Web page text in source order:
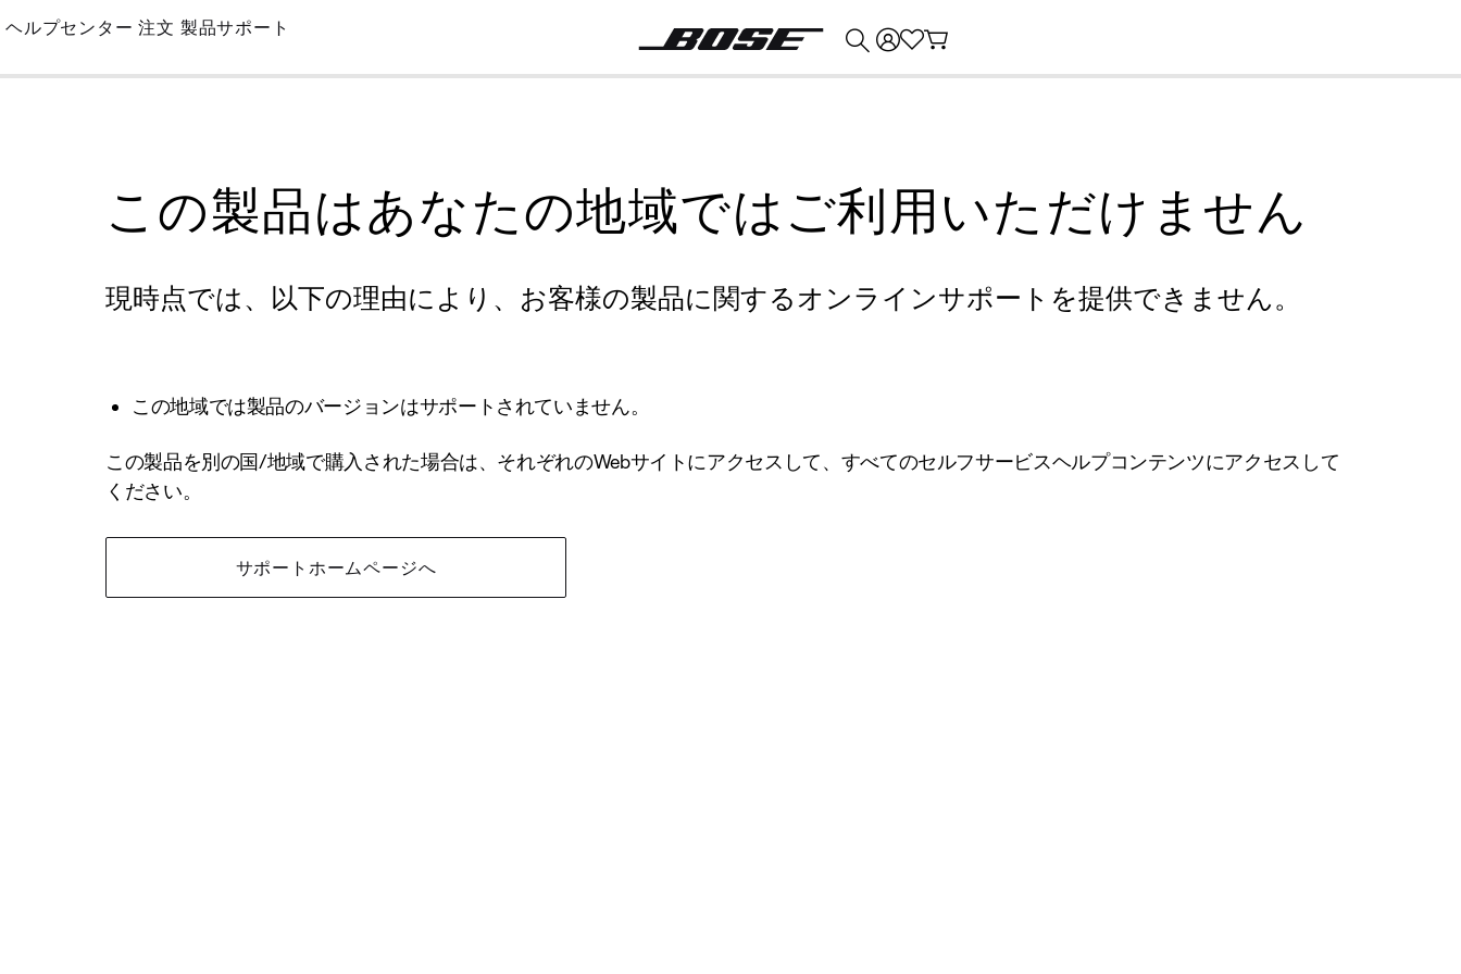
Skip
Main
ヘルプセンター 注文 製品サポート
この製品はあなたの地域ではご利用いただけません
現時点では、以下の理由により、お客様の製品に関するオンラインサポートを提供できません。
この地域では製品のバージョンはサポートされていません。
この製品を別の国/地域で購入された場合は、それぞれのWebサイトにアクセスして、すべてのセルフサービスヘルプコンテンツにアクセスして
ください。
サポートホームページへ